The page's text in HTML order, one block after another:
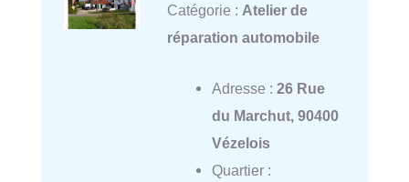
Catégorie : Atelier de
réparation automobile
Adresse : 26 Rue
du Marchut, 90400
Vézelois
Quartier :